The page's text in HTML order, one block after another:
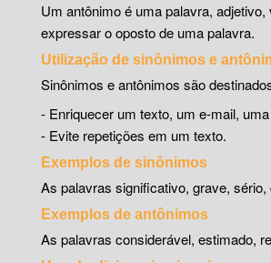
Um antônimo é uma palavra,
expressar o oposto de uma palavra.
Utilização de sinônimos e
Sinônimos e antônimos são
- Enriquecer um texto, um e-mail,
- Evite repetições em um texto.
Exemplos de sinônimos
As palavras significativo, grave,
Exemplos de antônimos
As palavras considerável, estimado,